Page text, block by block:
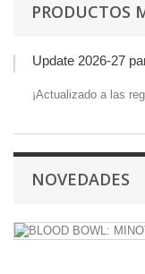
PRODUCTOS
Update 2026-27
¡Actualizado a las
NOVEDADES